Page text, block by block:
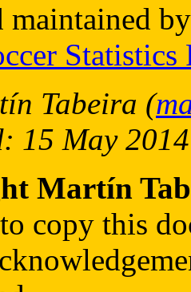
maintained
Tabeira (
15 May 2014
Martín
copy this